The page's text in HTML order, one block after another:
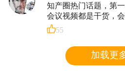
知产圈热门话题，第
会议视频都是干货，
55
加载更